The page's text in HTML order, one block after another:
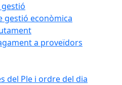
gestió
gestió econòmica
a proveïdors
del Ple i ordre del dia